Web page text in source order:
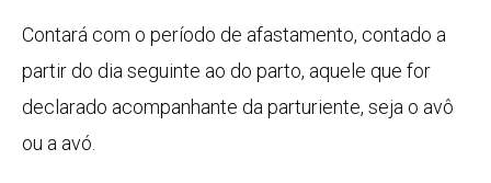
Contará com o período de afastamento, contado a
partir do dia seguinte ao do parto, aquele que for
declarado acompanhante da parturiente, seja o avô
ou a avó.